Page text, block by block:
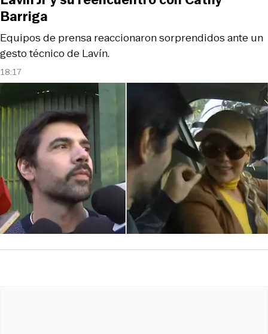
18:17
Equipos de prensa reaccionaron sorprendidos ante un
gesto técnico de Lavín.
Barriga